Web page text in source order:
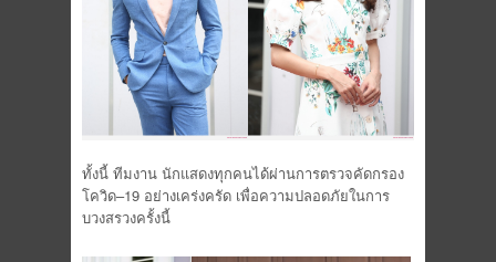
ทั้งนี้ ทีมงาน นักแสดงทุกคนได้ผ่านการตรวจคัดกรอง
โควิด–19 อย่างเคร่งครัด เพื่อความปลอดภัยในการ
บวงสรวงครั้งนี้